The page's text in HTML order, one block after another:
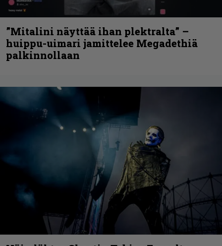
”Mitalini näyttää ihan plektralta” –
huippu-uimari jamittelee Megadethiä
palkinnollaan